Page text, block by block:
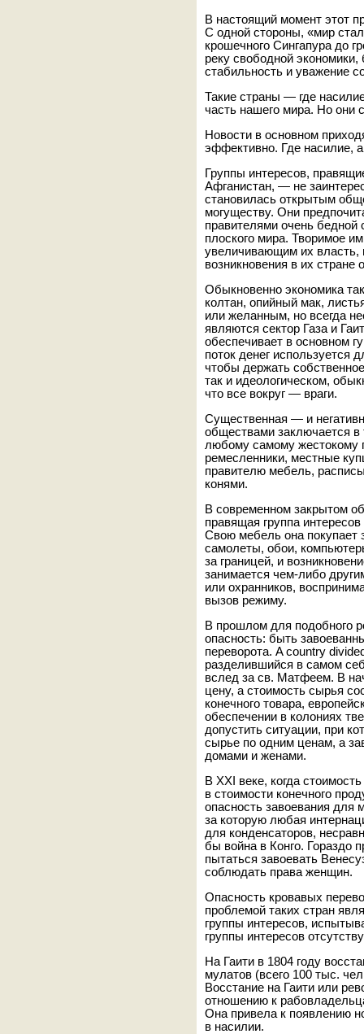
В настоящий момент этот
С одной стороны, «мир
крошечного Сингапура до
реку свободной
стабильность и уважение
Такие страны — где
часть нашего мира. Но они
Новости в основном
эффективно. Где насилие,
Группы интересов,
Афганистан, — не
становилась открытым
могуществу. Они
правителями очень
плоского мира. Творимое
увеличивающим их власть,
возникновения в их стране
Обыкновенно экономика
колтан, опийный мак,
или желанным, но всегда
являются сектор Газа и
обеспечивает в основном
поток денег используется
чтобы держать
так и идеологическом,
что все вокруг — враги.
Существенная — и
обществами заключается
любому самому
ремесленники, местные
правителю мебель,
конями.
В современном закрытом
правящая группа
Свою мебель она
самолеты, обои,
за границей, и
занимается чем-либо
или охранников,
вызов режиму.
В прошлом для подобного
опасность: быть
переворота. A country
разделившийся в самом
вслед за св. Матфеем. В
цену, а стоимость сырья
конечного товара,
обеспечении в колониях
допустить ситуации, при
сырье по одним ценам, а
домами и женами.
В XXI веке, когда
в стоимости конечного
опасность завоевания для
за которую любая
для конденсаторов,
бы война в Конго. Гораздо
пытаться завоевать
соблюдать права женщин.
Опасность кровавых
проблемой таких стран
группы интересов,
группы интересов
На Гаити в 1804 году
мулатов (всего 100 тыс.
Восстание на Гаити или
отношению к
Она привела к появлению
в насилии.